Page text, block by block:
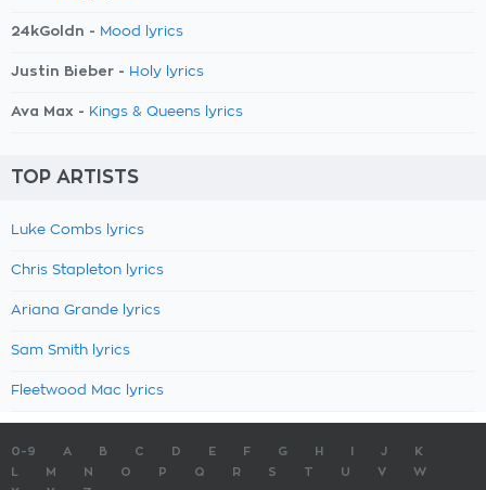
24kGoldn - Mood lyrics
Justin Bieber - Holy lyrics
Ava Max - Kings & Queens lyrics
TOP ARTISTS
Luke Combs lyrics
Chris Stapleton lyrics
Ariana Grande lyrics
Sam Smith lyrics
Fleetwood Mac lyrics
0-9 A B C D E F G H J
K
M N O P Q R S T U V
W